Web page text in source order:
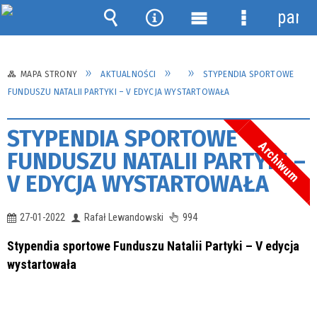
MAPA STRONY AKTUALNOŚCI
STYPENDIA SPORTOWE
FUNDUSZU NATALII PARTYKI – V EDYCJA WYSTARTOWAŁA
STYPENDIA SPORTOWE
FUNDUSZU NATALII PARTYKI –
V EDYCJA WYSTARTOWAŁAArchiwum
27-01-2022 Rafał Lewandowski 994
Stypendia sportowe Funduszu Natalii Partyki – V edycja
wystartowała
Wyszukiwarka
Narzędzia
Menu Menu
panel